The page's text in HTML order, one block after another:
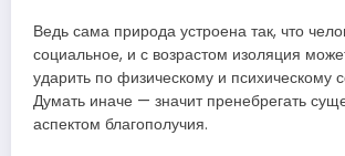
Ведь сама природа устроена так, что
социальное, и с возрастом изоляция
ударить по физическому и психическому
Думать иначе — значит пренебрегать
аспектом благополучия.